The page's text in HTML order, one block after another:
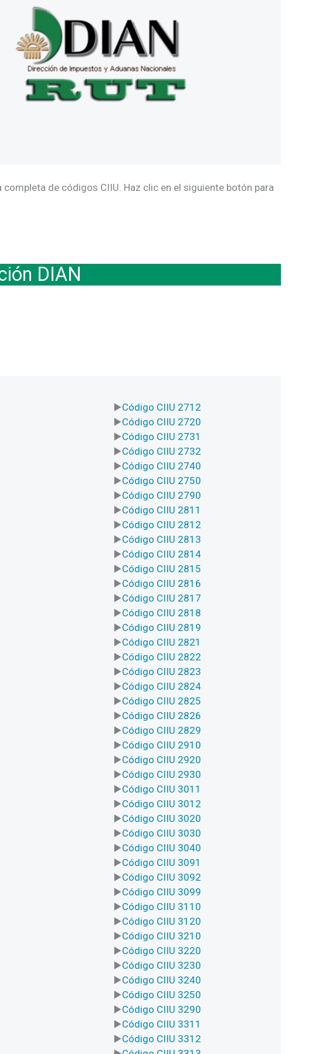
de códigos CIIU. Haz clic en el siguiente botón para
DIAN
Código CIIU 2712
Código CIIU 2720
Código CIIU 2731
Código CIIU 2732
Código CIIU 2740
Código CIIU 2750
Código CIIU 2790
Código CIIU 2811
Código CIIU 2812
Código CIIU 2813
Código CIIU 2814
Código CIIU 2815
Código CIIU 2816
Código CIIU 2817
Código CIIU 2818
Código CIIU 2819
Código CIIU 2821
Código CIIU 2822
Código CIIU 2823
Código CIIU 2824
Código CIIU 2825
Código CIIU 2826
Código CIIU 2829
Código CIIU 2910
Código CIIU 2920
Código CIIU 2930
Código CIIU 3011
Código CIIU 3012
Código CIIU 3020
Código CIIU 3030
Código CIIU 3040
Código CIIU 3091
Código CIIU 3092
Código CIIU 3099
Código CIIU 3110
Código CIIU 3120
Código CIIU 3210
Código CIIU 3220
Código CIIU 3230
Código CIIU 3240
Código CIIU 3250
Código CIIU 3290
Código CIIU 3311
Código CIIU 3312